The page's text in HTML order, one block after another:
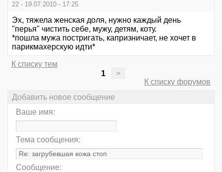
22 - 19.07.2010 - 17:25
Эх, тяжела женская доля, нужно каждый день
"перья" чистить себе, мужу, детям, коту.
*пошла мужа постригать, капризничает, не хочет в
парикмахерскую идти*
К списку тем
1
>
К списку форумов
Добавить новое сообщение
Ваше имя:
Тема сообщения:
Сообщение: